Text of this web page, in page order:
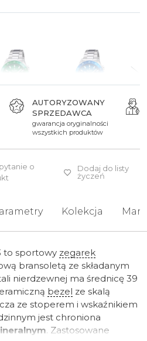
TAK
594 zł
AUTORYZOWANY
SPRZEDAWCA
gwarancja oryginalności
wszystkich produktów
o
Dodaj do listy
życzeń
Kolekcja
to sportowy zegarek
bransoletą ze składanym
nierdzewnej ma średnicę 39
bezel ze skalą
ze stoperem i wskaźnikiem
jest chroniona
. Zastosowane